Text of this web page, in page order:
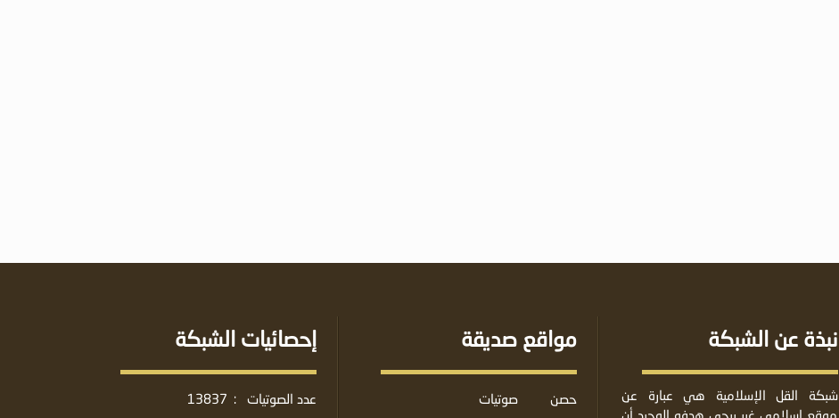
نبذة عن الشبكة
شبكة القل الإسلامية هي عبارة عن
موقع إسلامي غير ربحي هدفه الوحيد أن
مواقع صديقة
حصن
صوتيات
إحصائيات الشبكة
عدد الصوتيات :
13837